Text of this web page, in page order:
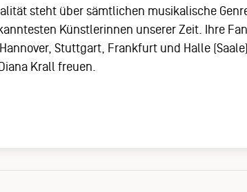
steht über sämtlichen musikalische
Künstlerinnen unserer Zeit. Ihre
Stuttgart, Frankfurt und Halle
Krall freuen.